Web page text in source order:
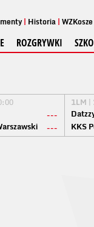
Historia WZKosze
ROZGRYWKI
---
---
1LM |
KKS